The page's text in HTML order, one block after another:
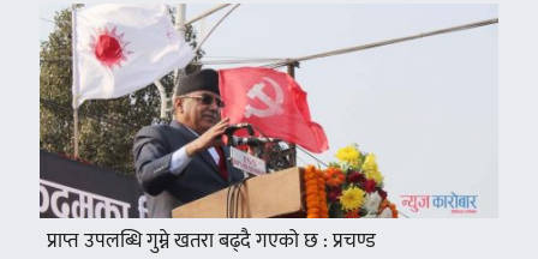
प्राप्त उपलब्धि गुम्ने खतरा बढ्दै गएको छ : प्रचण्ड